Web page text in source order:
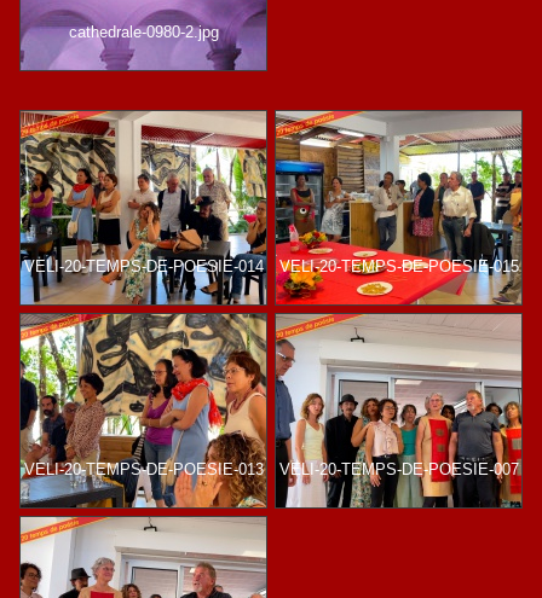
cathedrale-0980-2.jpg
VELI-20-TEMPS-DE-POESIE-014 VELI-20-TEMPS-DE-POESIE-015
VELI-20-TEMPS-DE-POESIE-013 VELI-20-TEMPS-DE-POESIE-007